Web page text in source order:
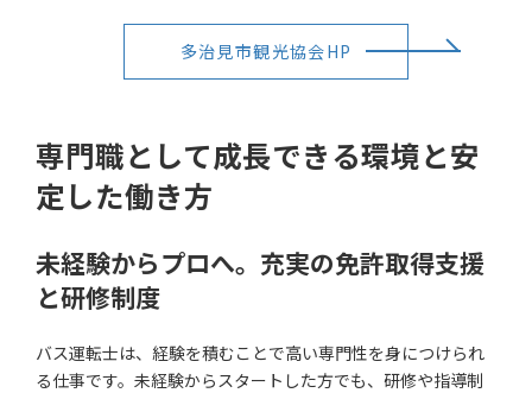
多治見市観光協会HP
専門職として成長できる環境と安
定した働き方
未経験からプロへ。充実の免許取得支援
と研修制度
バス運転士は、経験を積むことで高い専門性を身につけられ
る仕事です。未経験からスタートした方でも、研修や指導制